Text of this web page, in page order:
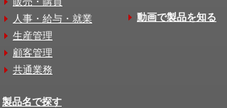
人事・給与・就業
生産管理
顧客管理
共通業務
製品名で探す
動画で製品を知る